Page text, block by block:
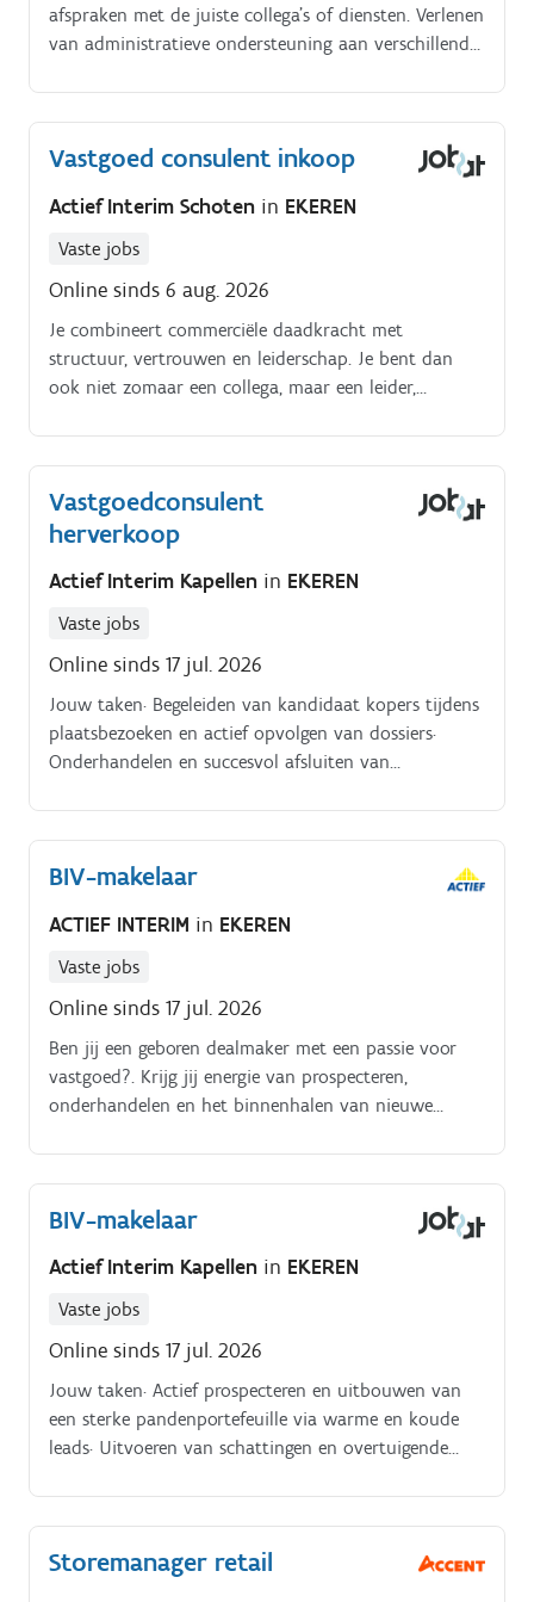
afspraken met de juiste collega's of diensten. Verlenen
van administratieve ondersteuning aan verschillende
Vastgoed consulent inkoop
Actief Interim Schoten in EKEREN
Vaste jobs
Online sinds 6 aug. 2026
Je combineert commerciële daadkracht met
structuur, vertrouwen en leiderschap. Je bent dan
ook niet zomaar een collega, maar een leider,
Vastgoedconsulent
herverkoop
Actief Interim Kapellen in EKEREN
Vaste jobs
Online sinds 17 jul. 2026
Jouw taken· Begeleiden van kandidaat kopers tijdens
plaatsbezoeken en actief opvolgen van dossiers·
Onderhandelen en succesvol afsluiten van
BIV-makelaar
ACTIEF INTERIM in EKEREN
Vaste jobs
Online sinds 17 jul. 2026
Ben jij een geboren dealmaker met een passie voor
vastgoed?. Krijg jij energie van prospecteren,
onderhandelen en het binnenhalen van nieuwe
BIV-makelaar
Actief Interim Kapellen in EKEREN
Vaste jobs
Online sinds 17 jul. 2026
Jouw taken· Actief prospecteren en uitbouwen van
een sterke pandenportefeuille via warme en koude
leads· Uitvoeren van schattingen en overtuigende
opportuniteiten
Storemanager retail